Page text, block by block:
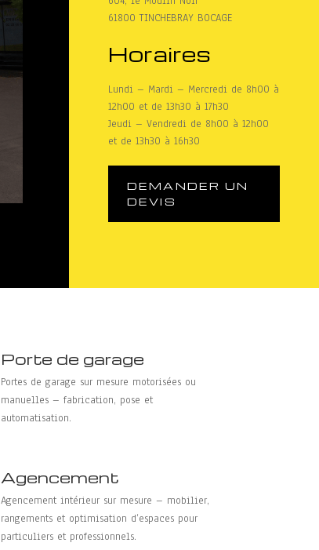
61800 TINCHEBRAY BOCAGE
Horaires
Lundi – Mardi – Mercredi de 8h00 à
12h00 et de 13h30 à 17h30
Jeudi – Vendredi de 8h00 à 12h00
et de 13h30 à 16h30
DEMANDER UN
DEVIS
Porte de garage
Portes de garage sur mesure motorisées ou
manuelles – fabrication, pose et
automatisation.
Agencement
Agencement intérieur sur mesure – mobilier,
rangements et optimisation d’espaces pour
particuliers et professionnels.